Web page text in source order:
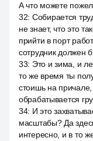
А что можете
32: Собирается
не знает, что это
прийти в порт
сотрудник должен
33: Это и зима, и
то же время ты
стоишь на причале,
обрабатывается
34: И это
масштабы? Да
интересно, и в то